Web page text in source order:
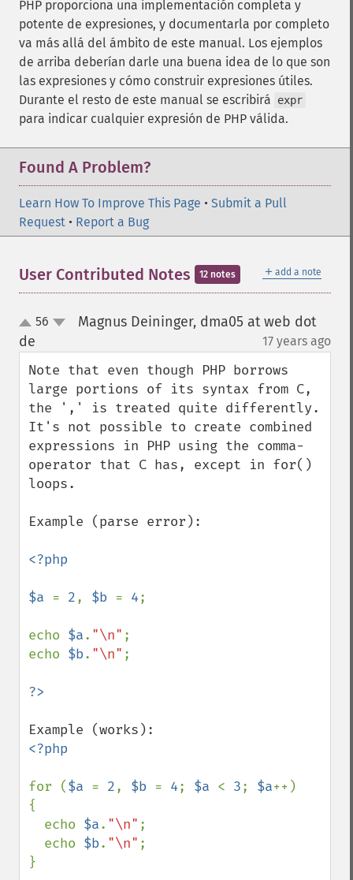
PHP proporciona una implementación completa y
potente de expresiones, y documentarla por completo
va más allá del ámbito de este manual. Los ejemplos
de arriba deberían darle una buena idea de lo que son
las expresiones y cómo construir expresiones útiles.
Durante el resto de este manual se escribirá
expr
para indicar cualquier expresión de PHP válida.
Found A Problem?
Learn How To Improve This Page • Submit a Pull
Request • Report a Bug
＋ add a note
User Contributed Notes 12 notes
up56
Magnus Deininger, dma05 at web dot
de
17 years ago
Note that even though PHP borrows
large portions of its syntax from C,
the ',' is treated quite differently.
It's not possible to create combined
expressions in PHP using the comma-
operator that C has, except in for()
loops.
Example (parse error):
<?php
$a = 2, $b = 4;
echo $a. "\n" ;
echo $b. "\n" ;
<?php
for ($a = 2, $b = 4; $a < 3; $a++)
{
  echo
$a. "\n" ;
  echo
$b. "\n" ;
}